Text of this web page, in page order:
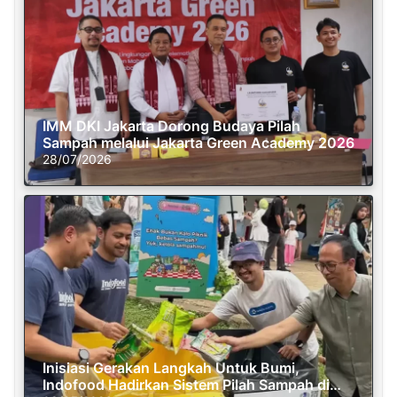
IMM DKI Jakarta Dorong Budaya Pilah
Sampah melalui Jakarta Green Academy 2026
28/07/2026
Inisiasi Gerakan Langkah Untuk Bumi,
Indofood Hadirkan Sistem Pilah Sampah di